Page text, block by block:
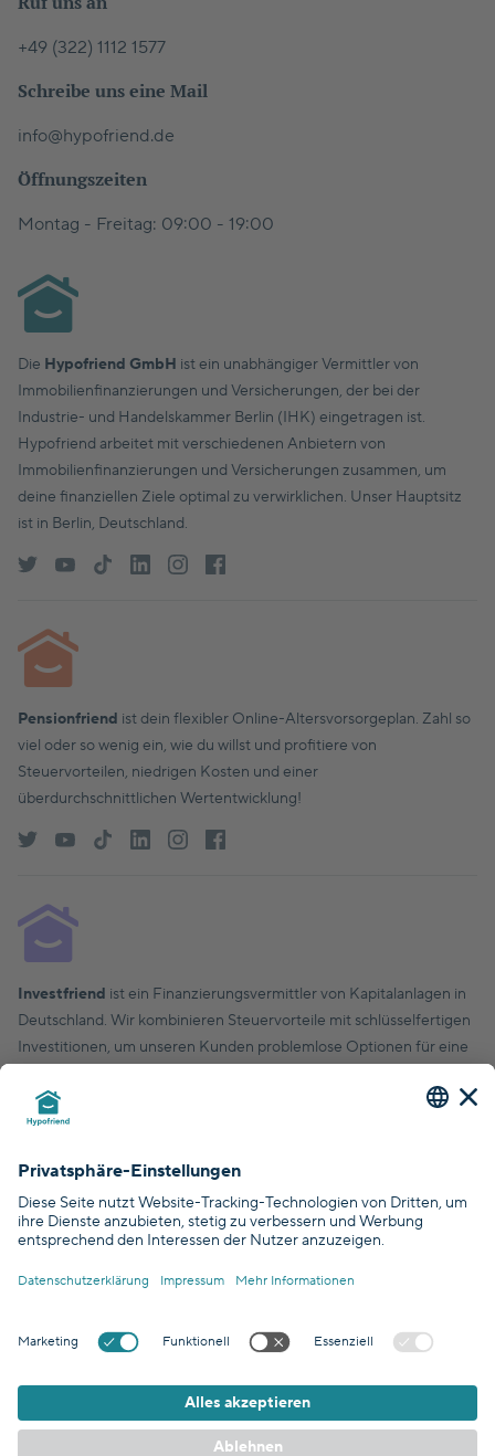
+49 (322) 1112 1577
Schreibe uns eine Mail
info@hypofriend.de
Öffnungszeiten
Montag - Freitag: 09:00 - 19:00
Die Hypofriend GmbH ist ein unabhängiger Vermittler von
Immobilienfinanzierungen und Versicherungen, der bei der
Industrie- und Handelskammer Berlin (IHK) eingetragen ist.
Hypofriend arbeitet mit verschiedenen Anbietern von
Immobilienfinanzierungen und Versicherungen zusammen, um
deine finanziellen Ziele optimal zu verwirklichen. Unser Hauptsitz
ist in Berlin, Deutschland.
Pensionfriend ist dein flexibler Online-Altersvorsorgeplan. Zahl so
viel oder so wenig ein, wie du willst und profitiere von
Steuervorteilen, niedrigen Kosten und einer
überdurchschnittlichen Wertentwicklung!
Investfriend ist ein Finanzierungsvermittler von Kapitalanlagen in
Deutschland. Wir kombinieren Steuervorteile mit schlüsselfertigen
Investitionen, um unseren Kunden problemlose Optionen für eine
© Hypofriend GmbH 2026
Abgedeckt durch